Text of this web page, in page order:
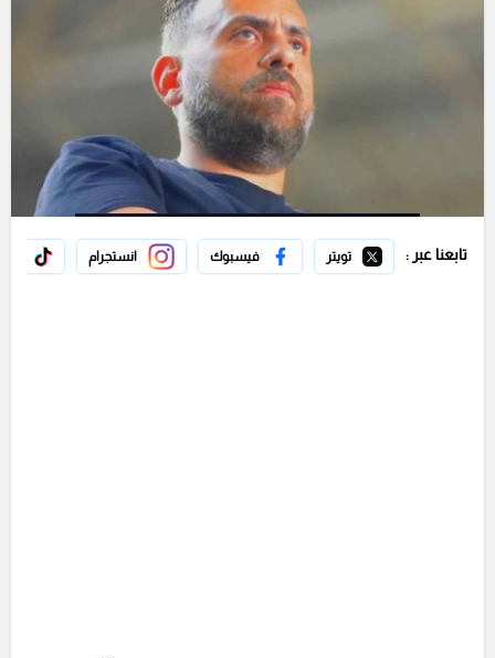
تابعنا عبر : تويتر فيسبوك انستجرام